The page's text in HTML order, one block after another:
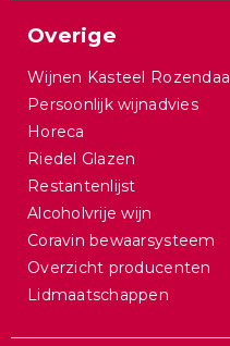
Overige
Wijnen Kasteel Rozendaal
Persoonlijk wijnadvies
Horeca
Riedel Glazen
Restantenlijst
Alcoholvrije wijn
Coravin bewaarsysteem
Overzicht producenten
Lidmaatschappen